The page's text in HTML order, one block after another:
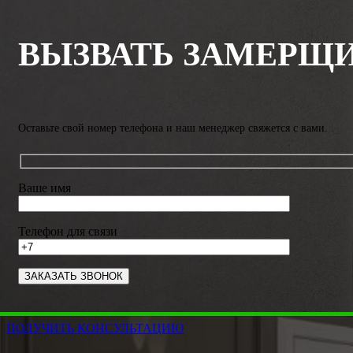
ВЫЗВАТЬ
Оставьте свой номер телефона и наш менеджер свяжется с вами.
Ваше имя
Телефон для связи
ПОЛУЧИТЬ КОНСУЛЬТАЦИЮ